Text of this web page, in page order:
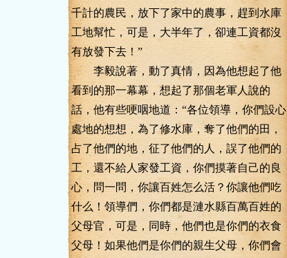
千計的農民，放下了家中的農事，趕到水庫
工地幫忙，可是，大半年了，卻連工資都沒
有放發下去！”
李毅說著，動了真情，因為他想起了他
看到的那一幕幕，想起了那個老軍人說的
話，他有些哽咽地道：“各位領導，你們設心
處地的想想，為了修水庫，奪了他們的田，
占了他們的地，征了他們的人，誤了他們的
工，還不給人家發工資，你們摸著自己的良
心，問一問，你讓百姓怎么活？你讓他們吃
什么！領導們，你們都是漣水縣百萬百姓的
父母官，可是，同時，他們也是你們的衣食
父母！如果他們是你們的親生父母，你們會